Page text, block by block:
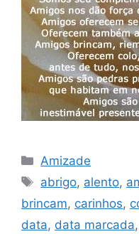
Categorias
Amizade
Tags
abrigo, alento,
brincam, carinhos,
data, data marcada,